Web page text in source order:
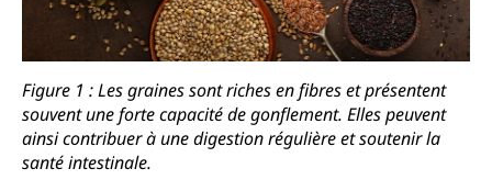
Figure 1 : Les graines sont riches en fibres et présentent
souvent une forte capacité de gonflement. Elles peuvent
ainsi contribuer à une digestion régulière et soutenir la
santé intestinale.